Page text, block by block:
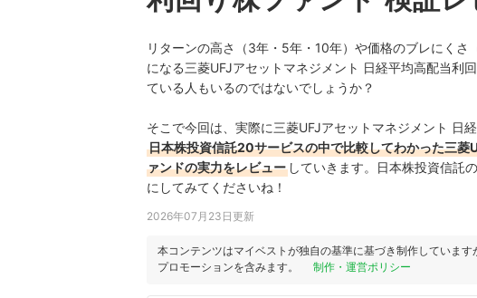
リターンの高さ（3年・5年・10年）や価格のブレにく
になる三菱UFJアセットマネジメント 日経平均高配当利
ている人もいるのではないでしょうか？
そこで今回は、実際に三菱UFJアセットマネジメント 日
日本株投資信託20サービスの中で比較してわかった三
ァンドの実力をレビュー していきます。日本株投資信託
にしてみてくださいね！
2026年07月23日更新
本コンテンツはマイベストが独自の基準に基づき制作しています
プロモーションを含みます。
制作・運営ポリシー